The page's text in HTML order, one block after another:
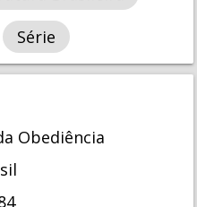
Série
Obediência